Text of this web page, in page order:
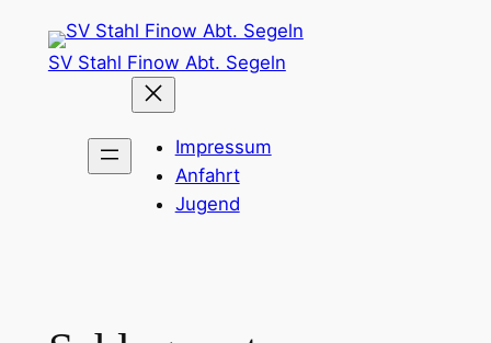
Inhalt
SV Stahl Finow Abt. Segeln
Impressum
Anfahrt
Jugend